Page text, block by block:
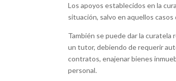
Los apoyos establecidos en la
situación, salvo en aquellos
También se puede dar la
un tutor, debiendo de requerir
contratos, enajenar bienes
personal.